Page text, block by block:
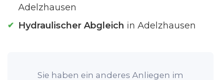
Adelzhausen
Hydraulischer Abgleich in Adelzhausen
Sie haben ein anderes Anliegen im